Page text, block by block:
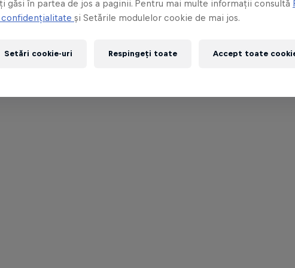
găsi în partea de jos a paginii. Pentru mai multe informații consultă
confidențialitate și Setările modulelor cookie de mai jos.
Setări cookie-uri Respingeți toate Accept toate